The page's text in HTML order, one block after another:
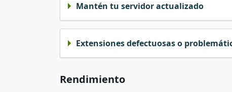
Mantén tu servidor actualizado
Extensiones defectuosas o
Rendimiento